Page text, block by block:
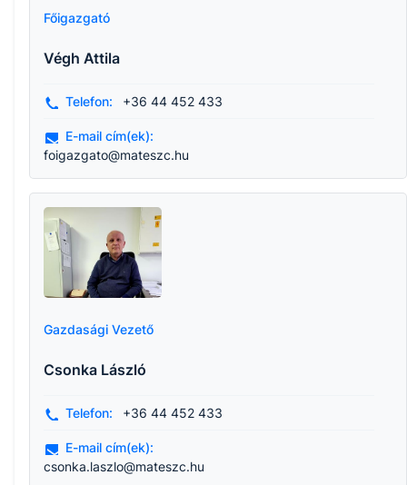
Főigazgató
Végh Attila
Telefon: +36 44 452 433
E-mail cím(ek):
foigazgato@mateszc.hu
Gazdasági Vezető
Csonka László
Telefon: +36 44 452 433
E-mail cím(ek):
csonka.laszlo@mateszc.hu